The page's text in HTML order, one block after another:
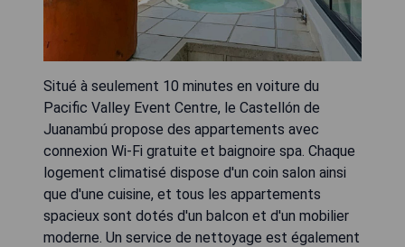
Situé à seulement 10 minutes en voiture du
Pacific Valley Event Centre, le Castellón de
Juanambú propose des appartements avec
connexion Wi-Fi gratuite et baignoire spa. Chaque
logement climatisé dispose d'un coin salon ainsi
que d'une cuisine, et tous les appartements
spacieux sont dotés d'un balcon et d'un mobilier
moderne. Un service de nettoyage est également